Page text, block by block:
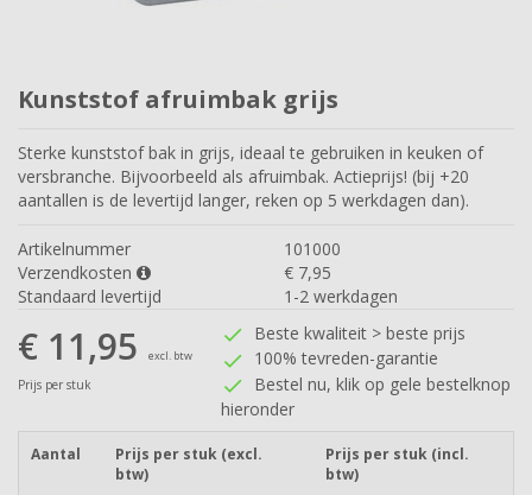
Kunststof afruimbak grijs
Sterke kunststof bak in grijs, ideaal te gebruiken in keuken of
versbranche. Bijvoorbeeld als afruimbak. Actieprijs! (bij +20
aantallen is de levertijd langer, reken op 5 werkdagen dan).
Artikelnummer
101000
Verzendkosten
€ 7,95
Standaard levertijd
1-2 werkdagen
€ 11,95 excl. btw
check Beste kwaliteit > beste prijs
check 100% tevreden-garantie
check Bestel nu, klik op gele bestelknop
hieronder
Prijs per stuk
Aantal
Prijs per stuk (excl.
btw)
Prijs per stuk (incl.
btw)